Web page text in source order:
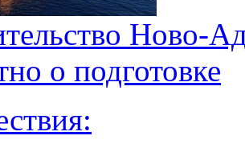
Ново-
о подготовке